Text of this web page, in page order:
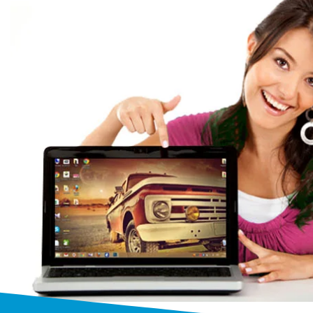
Бесплатный
Выезжаем к заказчику бесплатно
от 1 часа
на дом или в офис